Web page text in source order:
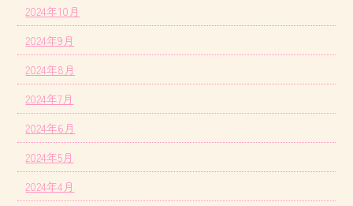
2024年10月
2024年9月
2024年8月
2024年7月
2024年6月
2024年5月
2024年4月